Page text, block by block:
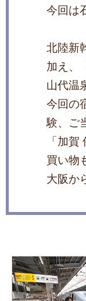
今回は
北陸新
加え、
山代温
今回の
験、ご
「加
買い物
大阪か